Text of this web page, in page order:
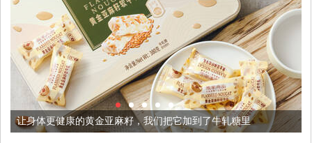
的黄金亚麻籽，我们把它加到了牛轧糖里 被列入佛家七宝